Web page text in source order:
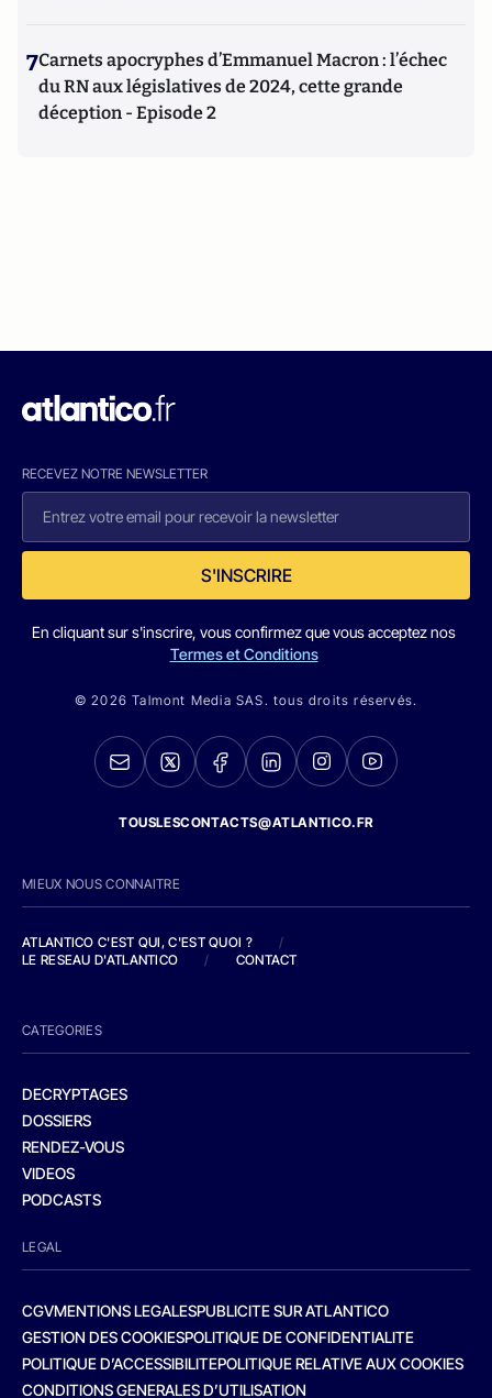
7Carnets apocryphes d’Emmanuel Macron : l’échec
du RN aux législatives de 2024, cette grande
déception - Episode 2
RECEVEZ NOTRE NEWSLETTER
S'INSCRIRE
En cliquant sur s'inscrire, vous confirmez que vous acceptez nos
Termes et Conditions
© 2026 Talmont Media SAS. tous droits réservés.
TOUSLESCONTACTS@ATLANTICO.FR
MIEUX NOUS CONNAITRE
ATLANTICO C'EST QUI, C'EST QUOI ?
/
LE RESEAU D'ATLANTICO
/ CONTACT
CATEGORIES
DECRYPTAGES
DOSSIERS
RENDEZ-VOUS
VIDEOS
PODCASTS
LEGAL
CGVMENTIONS LEGALESPUBLICITE SUR ATLANTICO
GESTION DES COOKIESPOLITIQUE DE CONFIDENTIALITE
POLITIQUE D’ACCESSIBILITEPOLITIQUE RELATIVE AUX COOKIES
CONDITIONS GENERALES D’UTILISATION